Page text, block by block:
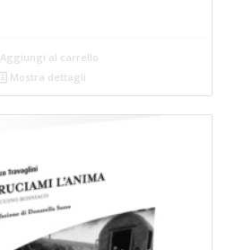
Aggiungi al carrello
Mostra dettagli